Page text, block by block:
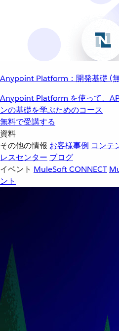
Anypoint Platform：開発基礎 (
Anypoint Platform を使って、
ンの基礎を学ぶためのコース
無料で受講する
資料
その他の情報 お客様事例 コンテ
レスセンター ブログ
イベント MuleSoft CONNECT
ント